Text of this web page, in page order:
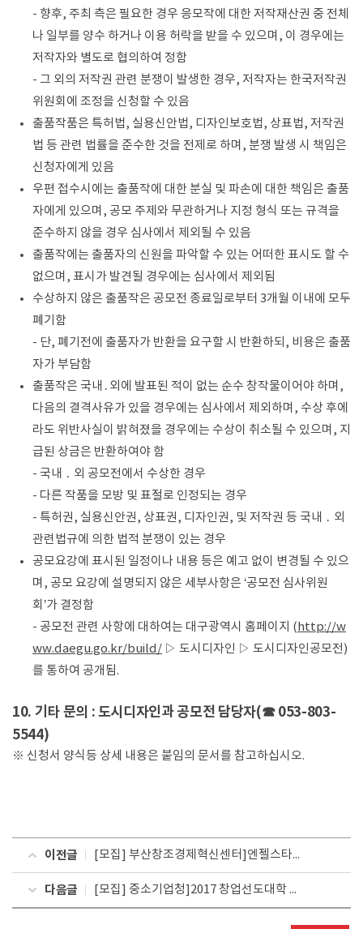
- 향후, 주최 측은 필요한 경우 응모작에 대한 저작재산권 중 전체
나 일부를 양수 하거나 이용 허락을 받을 수 있으며, 이 경우에는
저작자와 별도로 협의하여 정함
- 그 외의 저작권 관련 분쟁이 발생한 경우, 저작자는 한국저작권
위원회에 조정을 신청할 수 있음
출품작품은 특허법, 실용신안법, 디자인보호법, 상표법, 저작권
법 등 관련 법률을 준수한 것을 전제로 하며, 분쟁 발생 시 책임은
신청자에게 있음
우편 접수시에는 출품작에 대한 분실 및 파손에 대한 책임은 출품
자에게 있으며, 공모 주제와 무관하거나 지정 형식 또는 규격을
준수하지 않을 경우 심사에서 제외될 수 있음
출품작에는 출품자의 신원을 파악할 수 있는 어떠한 표시도 할 수
없으며, 표시가 발견될 경우에는 심사에서 제외됨
수상하지 않은 출품작은 공모전 종료일로부터 3개월 이내에 모두
폐기함
- 단, 폐기전에 출품자가 반환을 요구할 시 반환하되, 비용은 출품
자가 부담함
출품작은 국내․외에 발표된 적이 없는 순수 창작물이어야 하며,
다음의 결격사유가 있을 경우에는 심사에서 제외하며, 수상 후에
라도 위반사실이 밝혀졌을 경우에는 수상이 취소될 수 있으며, 지
급된 상금은 반환하여야 함
- 국내 ․ 외 공모전에서 수상한 경우
- 다른 작품을 모방 및 표절로 인정되는 경우
- 특허권, 실용신안권, 상표권, 디자인권, 및 저작권 등 국내 ․ 외
관련법규에 의한 법적 분쟁이 있는 경우
공모요강에 표시된 일정이나 내용 등은 예고 없이 변경될 수 있으
며, 공모 요강에 설명되지 않은 세부사항은 ‘공모전 심사위원
회’가 결정함
- 공모전 관련 사항에 대하여는 대구광역시 홈페이지 ( http://w
ww.daegu.go.kr/build/ ▷ 도시디자인 ▷ 도시디자인공모전)
를 통하여 공개됨.
10. 기타 문의 : 도시디자인과 공모전 담당자(☎ 053-803-
5544)
※ 신청서 양식등 상세 내용은 붙임의 문서를 참고하십시오.
이전글 [모집] 부산창조경제혁신센터]엔젤스타트업카페 참가업체 모집요강
다음글 [모집] 중소기업청]2017 창업선도대학 [예비]창업자 1차 모집공고